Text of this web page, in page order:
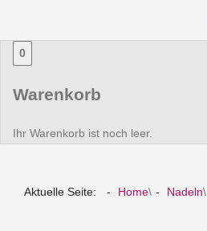
0
Warenkorb
Ihr Warenkorb ist noch leer.
Aktuelle Seite: Home\ Nadeln\